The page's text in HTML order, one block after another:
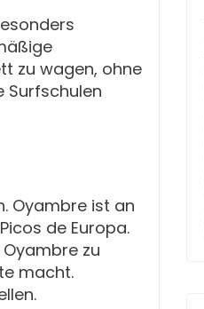
zu wagen, ohne
Surfschulen
Oyambre ist an
de Europa.
zu
macht.